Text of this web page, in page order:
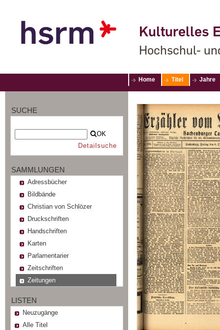
Kulturelles
Hochschul-
Home Titel Jahre
SUCHE
OK
Detailsuche
SAMMLUNGEN
Adressbücher
Bildbände
Christian von Schlözer
Druckschriften
Handschriften
Karten
Parlamentarier
Zeitschriften
Zeitungen
LISTEN
Neuzugänge
Alle Titel